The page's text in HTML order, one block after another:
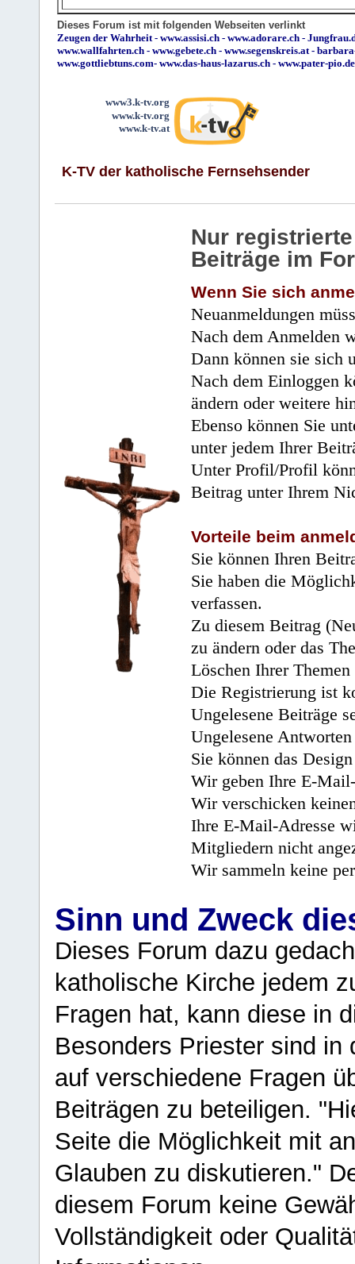
Dieses Forum ist mit folgenden Webseiten verlinkt
Zeugen der Wahrheit- www.assisi.ch - www.adorare.ch -
www.wallfahrten.ch - www.gebete.ch - www.segenskreis.at-
www.gottliebtuns.com- www.das-haus-lazarus.ch - www.pater-pio.de
www3.k-tv.org
www.k-tv.org
www.k-tv.at
K-TV der katholische Fernsehsender
Nur
Beiträge im
Wenn Sie sich
Neuanmeldungen
Nach dem Anmelden
Dann können sie sich
Nach dem Einloggen
ändern oder weitere
Ebenso können Sie
unter jedem Ihrer
Unter Profil/Profil
Beitrag unter Ihrem
Vorteile beim
Sie können Ihren
Sie haben die
verfassen.
Zu diesem Beitrag
zu ändern oder das
Löschen Ihrer
Die Registrierung ist
Ungelesene Beiträge
Ungelesene
Sie können das
Wir geben Ihre E-
Wir verschicken
Ihre E-Mail-Adresse
Mitgliedern nicht
Wir sammeln keine
Sinn und Zweck
Dieses Forum dazu
katholische Kirche jedem
Fragen hat, kann diese in
Besonders Priester sind in
auf verschiedene Fragen
Beiträgen zu beteiligen.
Seite die Möglichkeit mit
Glauben zu diskutieren."
diesem Forum keine
Vollständigkeit oder